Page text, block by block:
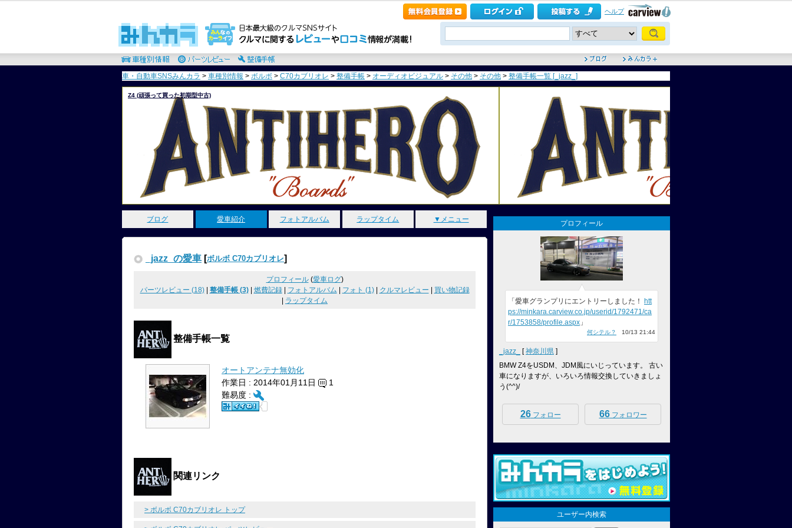
ヘルプ
車・自動車SNSみんカラ > 車種別情報 > ボルボ > C70カブリオレ > 整備手帳 > オーディオビジュアル > その他 > その他 > 整備手帳一覧 [_jazz_]
Z4 (頑張って買った初期型中古)
ブログ 愛車紹介 フォトアルバム ラップタイム ▼メニュー
_jazz_の愛車 [ボルボ C70カブリオレ]
プロフィール(愛車ログ)
パーツレビュー (18)| 整備手帳 (3)| 燃費記録| フォトアルバム フォト (1)| クルマレビュー
買い物記録
ラップタイム
整備手帳一覧
オートアンテナ無効化
作業日 : 2014年01月11日
1
難易度 :
関連リンク
> ボルボ C70カブリオレ トップ
プロフィール
「愛車グランプリにエントリーしました！
htt
ps://minkara.carview.co.jp/userid/1792471/ca
r/1753858/profile.aspx 」
何シテル？ 10/13 21:44
_jazz_ [神奈川県 ]
BMW Z4をUSDM、JDM風にいじっています。 古い
車になりますが、いろいろ情報交換していきましょ
う(^^)/
26フォロー 66フォロワー
ユーザー内検索